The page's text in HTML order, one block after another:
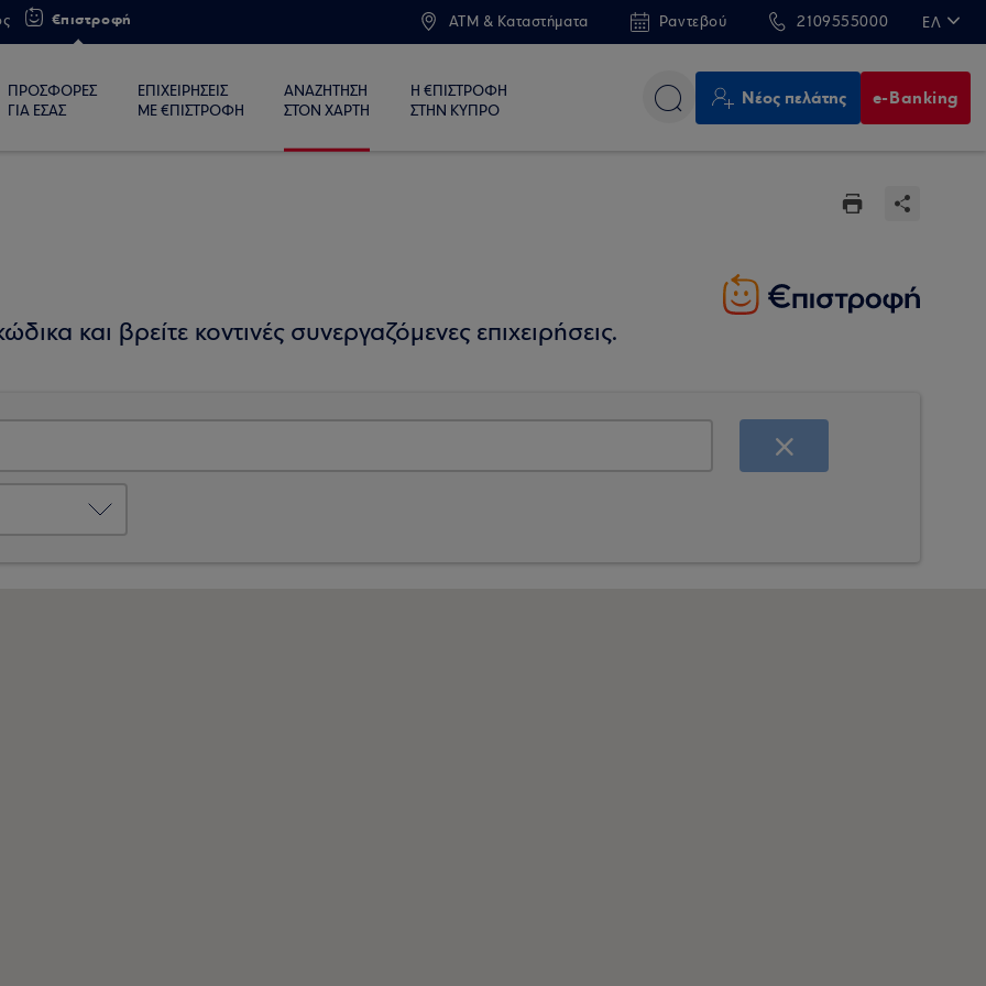
€πιστροφή ATM & Καταστήματα Ραντεβού 2109555000 ΕΛ
ΠΡΟΣΦΟΡΕΣ
ΓΙΑ ΕΣΑΣ
ΕΠΙΧΕΙΡΗΣΕΙΣ
ΜΕ €ΠΙΣΤΡΟΦΗ
ΑΝΑΖΗΤΗΣΗ
ΣΤΟΝ ΧΑΡΤΗ
Η €ΠΙΣΤΡΟΦΗ
ΣΤΗΝ ΚΥΠΡΟ
Νέος πελάτης e-Banking
και βρείτε κοντινές συνεργαζόμενες επιχειρήσεις.